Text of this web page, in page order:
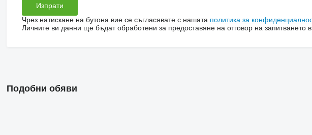
Чрез натискане на бутона вие се съгласявате с нашата политика за
Личните ви данни ще бъдат обработени за предоставяне на отговор на запитването
Подобни обяви